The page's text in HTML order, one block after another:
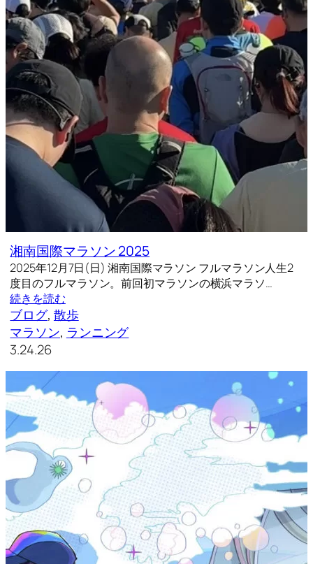
湘南国際マラソン 2025
2025年12月7日(日) 湘南国際マラソン フルマラソン人生2
度目のフルマラソン。前回初マラソンの横浜マラソ…
続きを読む
ブログ, 散歩
マラソン, ランニング
3.24.26